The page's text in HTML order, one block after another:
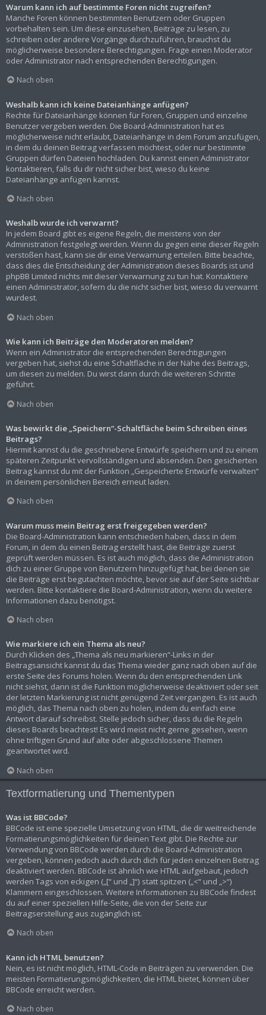
Warum kann ich auf bestimmte Foren nicht zugreifen?
Manche Foren können bestimmten Benutzern oder Gruppen
vorbehalten sein. Um diese einzusehen, Beiträge zu lesen, zu
schreiben oder andere Vorgänge durchzuführen, brauchst du
möglicherweise besondere Berechtigungen. Frage einen Moderator
oder Administrator nach entsprechenden Berechtigungen.
Nach oben
Weshalb kann ich keine Dateianhänge anfügen?
Rechte für Dateianhänge können für Foren, Gruppen und einzelne
Benutzer vergeben werden. Die Board-Administration hat es
möglicherweise nicht erlaubt, Dateianhänge in dem Forum anzufügen,
in dem du deinen Beitrag verfassen möchtest, oder nur bestimmte
Gruppen dürfen Dateien hochladen. Du kannst einen Administrator
kontaktieren, falls du dir nicht sicher bist, wieso du keine
Dateianhänge anfügen kannst.
Nach oben
Weshalb wurde ich verwarnt?
In jedem Board gibt es eigene Regeln, die meistens von der
Administration festgelegt werden. Wenn du gegen eine dieser Regeln
verstoßen hast, kann sie dir eine Verwarnung erteilen. Bitte beachte,
dass dies die Entscheidung der Administration dieses Boards ist und
phpBB Limited nichts mit dieser Verwarnung zu tun hat. Kontaktiere
einen Administrator, sofern du die nicht sicher bist, wieso du verwarnt
wurdest.
Nach oben
Wie kann ich Beiträge den Moderatoren melden?
Wenn ein Administrator die entsprechenden Berechtigungen
vergeben hat, siehst du eine Schaltfläche in der Nähe des Beitrags,
um diesen zu melden. Du wirst dann durch die weiteren Schritte
geführt.
Nach oben
Was bewirkt die „Speichern“-Schaltfläche beim Schreiben eines
Beitrags?
Hiermit kannst du die geschriebene Entwürfe speichern und zu einem
späteren Zeitpunkt vervollständigen und absenden. Den gesicherten
Beitrag kannst du mit der Funktion „Gespeicherte Entwürfe verwalten“
in deinem persönlichen Bereich erneut laden.
Nach oben
Warum muss mein Beitrag erst freigegeben werden?
Die Board-Administration kann entschieden haben, dass in dem
Forum, in dem du einen Beitrag erstellt hast, die Beiträge zuerst
geprüft werden müssen. Es ist auch möglich, dass die Administration
dich zu einer Gruppe von Benutzern hinzugefügt hat, bei denen sie
die Beiträge erst begutachten möchte, bevor sie auf der Seite sichtbar
werden. Bitte kontaktiere die Board-Administration, wenn du weitere
Informationen dazu benötigst.
Nach oben
Wie markiere ich ein Thema als neu?
Durch Klicken des „Thema als neu markieren“-Links in der
Beitragsansicht kannst du das Thema wieder ganz nach oben auf die
erste Seite des Forums holen. Wenn du den entsprechenden Link
nicht siehst, dann ist die Funktion möglicherweise deaktiviert oder seit
der letzten Markierung ist nicht genügend Zeit vergangen. Es ist auch
möglich, das Thema nach oben zu holen, indem du einfach eine
Antwort darauf schreibst. Stelle jedoch sicher, dass du die Regeln
dieses Boards beachtest! Es wird meist nicht gerne gesehen, wenn
ohne triftigen Grund auf alte oder abgeschlossene Themen
geantwortet wird.
Nach oben
Textformatierung und Thementypen
Was ist BBCode?
BBCode ist eine spezielle Umsetzung von HTML, die dir weitreichende
Formatierungsmöglichkeiten für deinen Text gibt. Die Rechte zur
Verwendung von BBCode werden durch die Board-Administration
vergeben, können jedoch auch durch dich für jeden einzelnen Beitrag
deaktiviert werden. BBCode ist ähnlich wie HTML aufgebaut, jedoch
werden Tags von eckigen („[“ und „]“) statt spitzen („<“ und „>“)
Klammern eingeschlossen. Weitere Informationen zu BBCode findest
du auf einer speziellen Hilfe-Seite, die von der Seite zur
Beitragserstellung aus zugänglich ist.
Nach oben
Kann ich HTML benutzen?
Nein, es ist nicht möglich, HTML-Code in Beiträgen zu verwenden. Die
meisten Formatierungsmöglichkeiten, die HTML bietet, können über
BBCode erreicht werden.
Nach oben